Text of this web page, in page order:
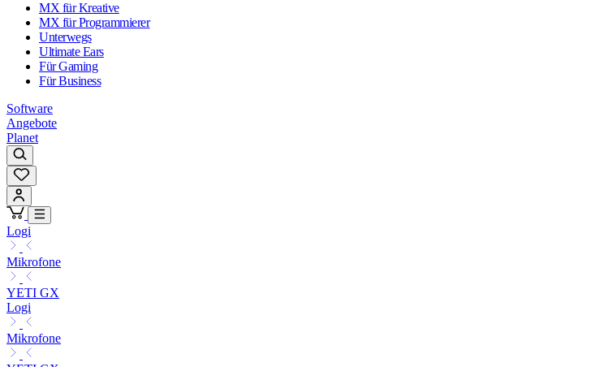
MX für Kreative
MX für Programmierer
Unterwegs
Ultimate Ears
Für Gaming
Für Business
Software
Angebote
Planet
Logi
Mikrofone
YETI GX
Logi
Mikrofone